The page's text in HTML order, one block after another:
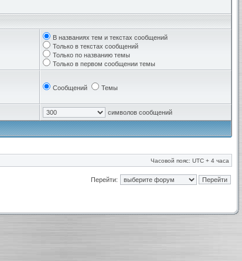
В названиях тем и текстах сообщений
Только в текстах сообщений
Только по названию темы
Только в первом сообщении темы
Сообщений Темы
символов сообщений
Часовой пояс: UTC + 4 часа
Перейти: